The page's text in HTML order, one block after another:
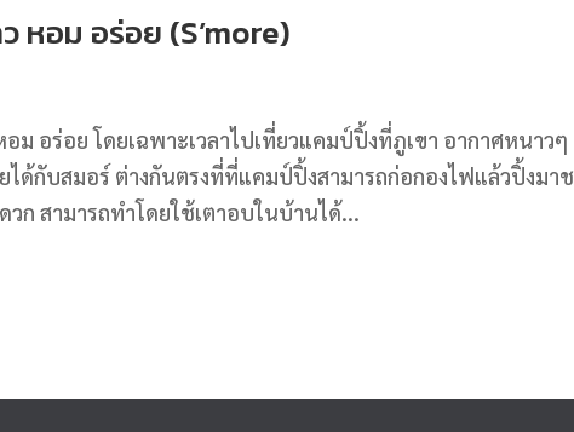
หอม อร่อย (S’more)
ม อร่อย โดยเฉพาะเวลาไปเที่ยวแคมป์ปิ้งที่ภูเขา อากาศหนาวๆ
ด้กับสมอร์ ต่างกันตรงที่ที่แคมป์ปิ้งสามารถก่อกองไฟแล้วปิ้งมาช
ก สามารถทำโดยใช้เตาอบในบ้านได้...